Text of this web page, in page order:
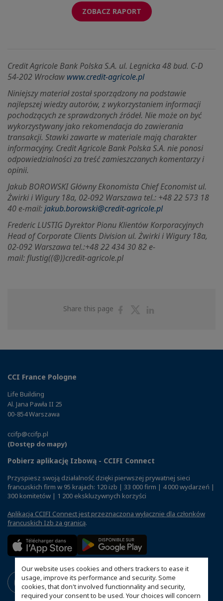
Our website uses cookies and others trackers to ease it
usage, improve its performance and security. Some
cookies, that don't involved functionnality and security,
required your consent to be used. Your choices will concern
ZOBACZ RAPORT
Credit Agricole Bank Polska S.A. ul. Legnicka 48 bud. C-D
54-202 Wrocław www.credit-agricole.pl
Niniejszy materiał został sporządzony na podstawie
najlepszej wiedzy autorów, z wykorzystaniem informacji
pochodzących ze sprawdzonych źródeł. Nie może on być
wykorzystywany jako rekomendacja do zawierania
transakcji. Stawki zawarte w materiale mają charakter
informacyjny. Credit Agricole Bank Polska S.A. nie ponosi
odpowiedzialności za treść zamieszczanych komentarzy i
opinii.
Jakub BOROWSKI Główny Ekonomista Chief Economist ul.
Żwirki i Wigury 18a, 02-092 Warszawa tel.: +48 22 573 18
40 e-mail:jakub.borowski@credit-agricole.pl
Frederic LUSTIG Dyrektor Pionu Klientów Korporacyjnych
Head of Corporate Clients Division ul. Żwirki i Wigury 18a,
02-092 Warszawa tel.:+48 22 434 30 82 e-
mail:flustig((@))credit-agricole.pl
Share this page
ShareShare
CCI France Pologne
Life Building
Al. Jana Pawła II 25
00-854 Warszawa
ccifp@ccifp.pl
(Dostęp do mapy)
Pobierz aplikację Izbową - CCIFI Connect
Przyspiesz swoją działalność dzięki pierwszej prywatnej sieci
francuskich firm w 95 krajach: 120 izb | 33 000 firm | 4 000 wydarzeń |
300 komitetów | 1 200 ekskluzywnych korzyści
Aplikacja CCIFI Connect jest przeznaczona wyłącznie dla członków
francuskich Izb za granicą.